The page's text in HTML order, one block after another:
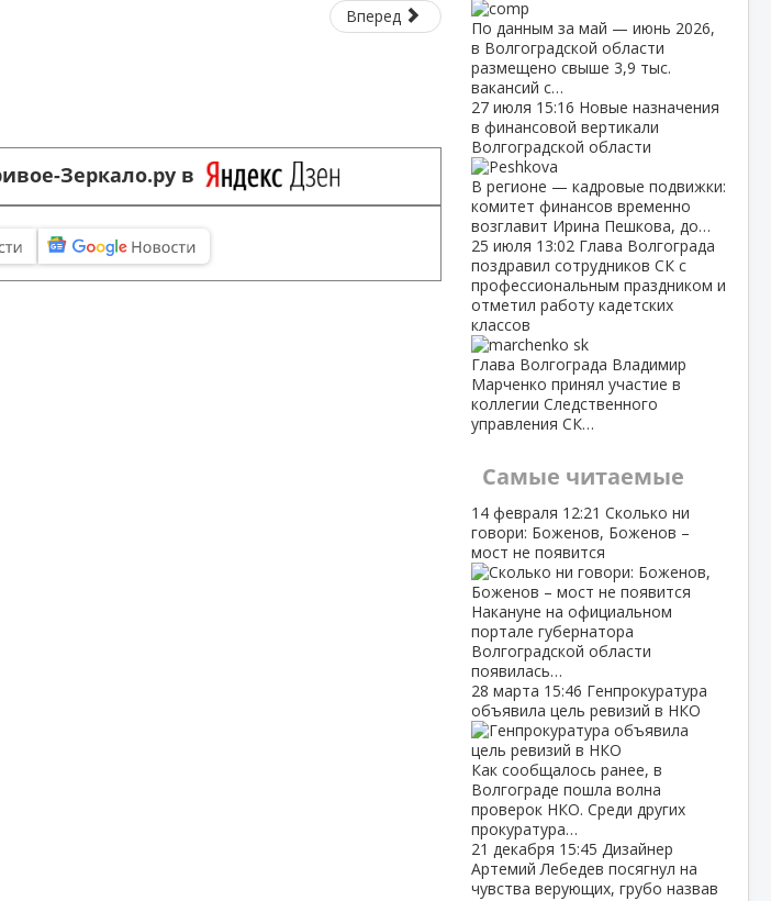
Вперед
Зеркало.ру в
По данным за май — июнь 2026,
в Волгоградской области
размещено свыше 3,9 тыс.
вакансий с…
27 июля 15:16 Новые назначения
в финансовой вертикали
Волгоградской области
В регионе — кадровые подвижки:
комитет финансов временно
возглавит Ирина Пешкова, до…
25 июля 13:02 Глава Волгограда
поздравил сотрудников СК с
профессиональным праздником и
отметил работу кадетских
классов
Глава Волгограда Владимир
Марченко принял участие в
коллегии Следственного
управления СК…
Самые читаемые
14 февраля 12:21 Сколько ни
говори: Боженов, Боженов –
мост не появится
Накануне на официальном
портале губернатора
Волгоградской области
появилась…
28 марта 15:46 Генпрокуратура
объявила цель ревизий в НКО
Как сообщалось ранее, в
Волгограде пошла волна
проверок НКО. Среди других
прокуратура…
21 декабря 15:45 Дизайнер
Артемий Лебедев посягнул на
чувства верующих, грубо назвав